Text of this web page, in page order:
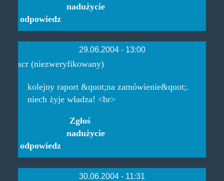
odpowiedz
nadużycie
29.06.2004 - 13:00
scr (niezweryfikowany)
kolejny raport &quot;na zamówienie&quot;.
niech żyje władza! <br>
odpowiedz
Zgłoś
nadużycie
30.06.2004 - 11:31